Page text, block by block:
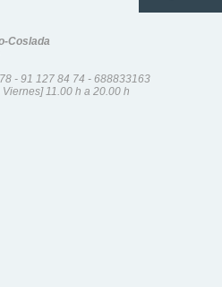
Coslada
- 91 127 84 74 - 688833163
11.00 h a 20.00 h